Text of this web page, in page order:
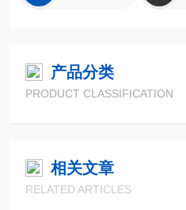
产品分类
PRODUCT CLASSIFICATION
相关文章
RELATED ARTICLES